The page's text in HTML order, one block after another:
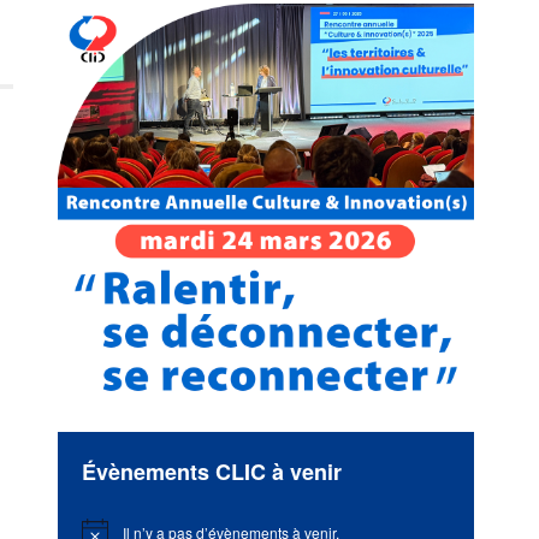
Évènements CLIC à venir
Il n’y a pas d’évènements à venir.